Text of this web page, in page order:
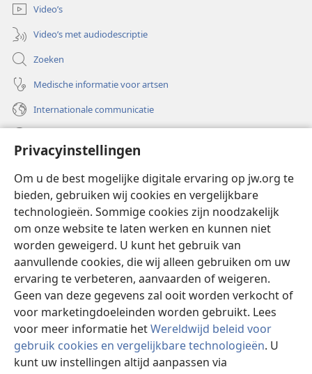
Privacyinstellingen
Om u de best mogelijke digitale ervaring op jw.org te
bieden, gebruiken wij cookies en vergelijkbare
technologieën. Sommige cookies zijn noodzakelijk
om onze website te laten werken en kunnen niet
worden geweigerd. U kunt het gebruik van
aanvullende cookies, die wij alleen gebruiken om uw
ervaring te verbeteren, aanvaarden of weigeren.
Geen van deze gegevens zal ooit worden verkocht of
voor marketingdoeleinden worden gebruikt. Lees
voor meer informatie hetWereldwijd beleid voor
gebruik cookies en vergelijkbare technologieën. U
kunt uw instellingen altijd aanpassen via
Video’s
Video’s met audiodescriptie
Zoeken
Medische informatie voor artsen
Internationale communicatie
(opent
nieuw
venster)Watchtower ONLINE LIBRARY™
(opent
nieuw
venster)JW Hub ®
(opent
nieuw
venster)
®
Watchtower Library